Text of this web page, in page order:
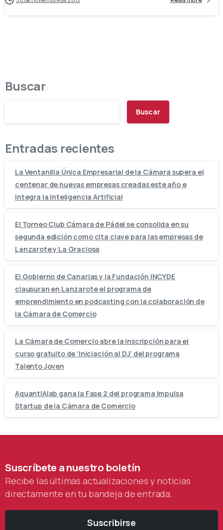
Buscar
Buscar
Entradas recientes
La Ventanilla Única Empresarial de la Cámara supera el
centenar de nuevas empresas creadas este año e
integra la Inteligencia Artificial
El Torneo Club Cámara de Pádel se consolida en su
segunda edición como cita clave para las empresas de
Lanzarote y La Graciosa
El Gobierno de Canarias y la Fundación INCYDE
clausuran en Lanzarote el programa de
emprendimiento en podcasting con la colaboración de
la Cámara de Comercio
La Cámara de Comercio abre la inscripción para el
curso gratuito de ‘Iniciación al DJ’ del programa
Talento Joven
AquantIAlab gana la Fase 2 del programa Impulsa
Startup de la Cámara de Comercio
Suscríbeteanuestro boletín
Recibe las últimas actualizaciones y noticias
directamente en tu bandeja de entrada.
Suscribirse